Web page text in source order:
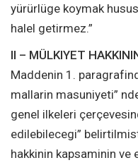
yürürlüge koymak
halel getirmez.”
II – MÜLKIYET
Maddenin 1.
mallarin masuniyeti”
genel ilkeleri
edilebilecegi”
hakkinin kapsaminin